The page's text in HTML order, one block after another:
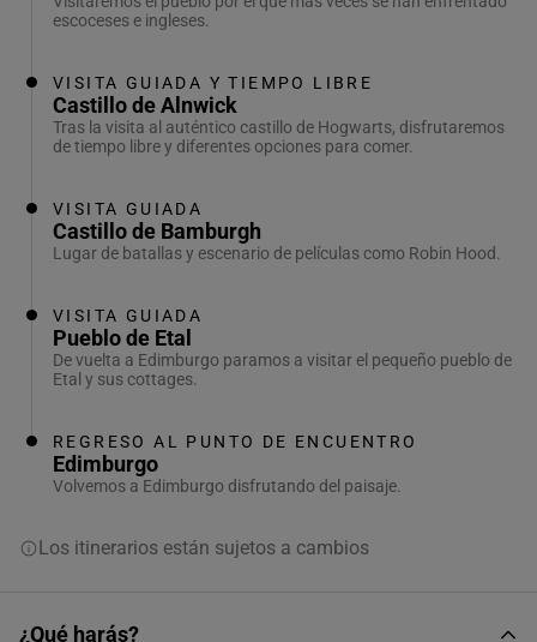
escoceses e ingleses.
VISITA GUIADA Y TIEMPO LIBRE
Castillo de Alnwick
Tras la visita al auténtico castillo de Hogwarts, disfrutaremos
de tiempo libre y diferentes opciones para comer.
VISITA GUIADA
Castillo de Bamburgh
Lugar de batallas y escenario de películas como Robin Hood.
VISITA GUIADA
Pueblo de Etal
De vuelta a Edimburgo paramos a visitar el pequeño pueblo de
Etal y sus cottages.
REGRESO AL PUNTO DE ENCUENTRO
Edimburgo
Volvemos a Edimburgo disfrutando del paisaje.
Los itinerarios están sujetos a cambios
¿Qué harás?